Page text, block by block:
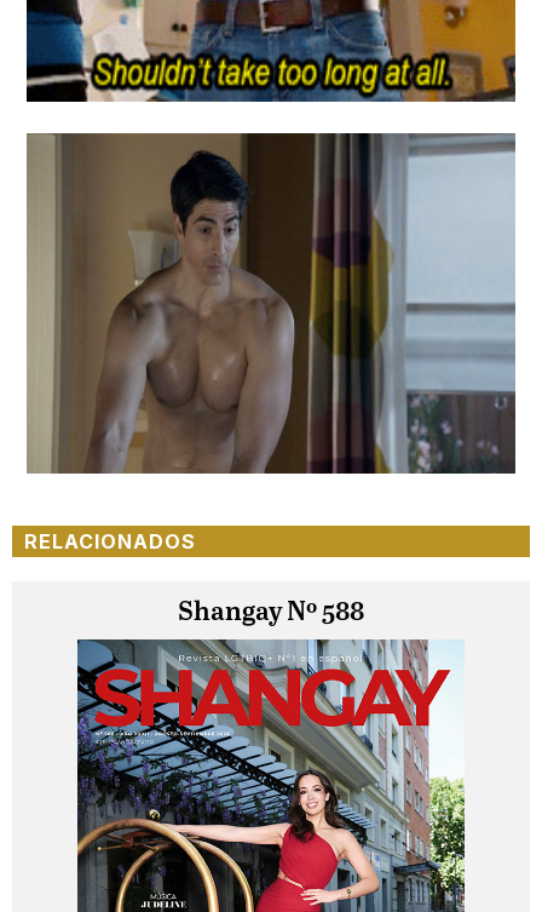
RELACIONADOS
Shangay Nº 588